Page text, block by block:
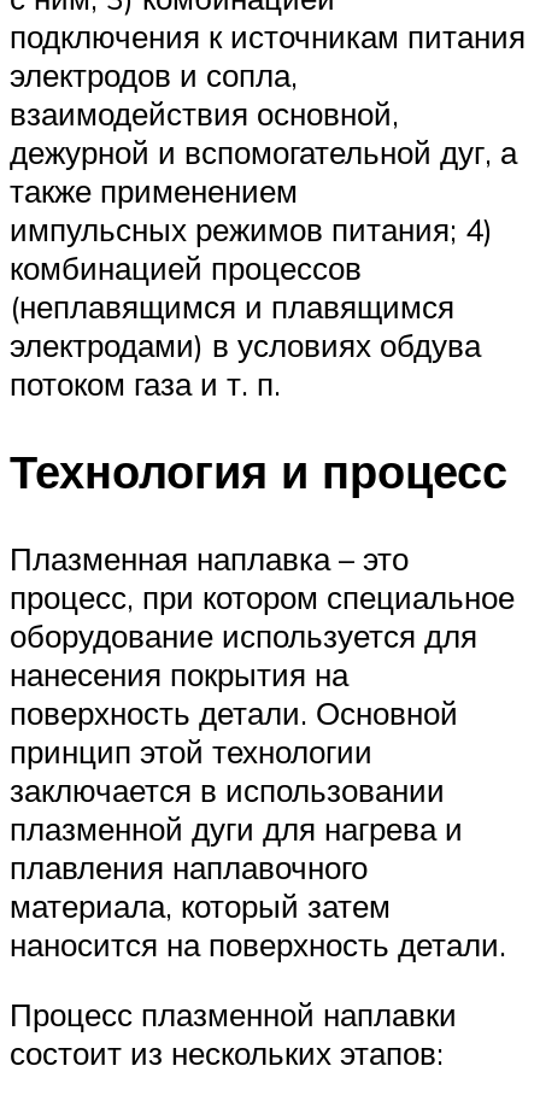
подключения к источникам питания
электродов и сопла,
взаимодействия основной,
дежурной и вспомогательной дуг, а
также применением
импульсных режимов питания; 4)
комбинацией процессов
(неплавящимся и плавящимся
электродами) в условиях обдува
потоком газа и т. п.
Технология и процесс
Плазменная наплавка – это
процесс, при котором специальное
оборудование используется для
нанесения покрытия на
поверхность детали. Основной
принцип этой технологии
заключается в использовании
плазменной дуги для нагрева и
плавления наплавочного
материала, который затем
наносится на поверхность детали.
Процесс плазменной наплавки
состоит из нескольких этапов: